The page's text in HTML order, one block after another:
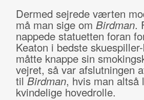
Dermed sejrede værten
må man sige om Birdman.
nappede statuetten foran
Keaton i bedste
måtte knappe sin
vejret, så var afslutningen
tilBirdman, hvis man altså
kvindelige hovedrolle.